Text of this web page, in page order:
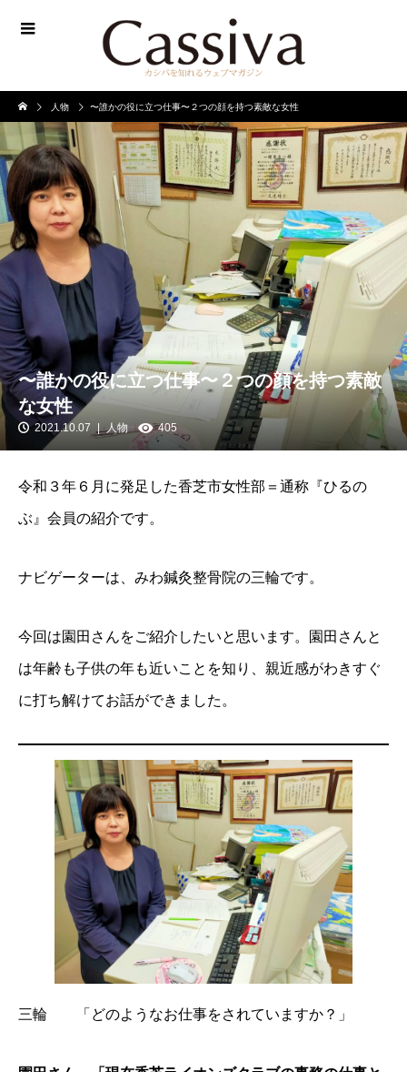
人物 〜誰かの役に立つ仕事〜２つの顔を持つ素敵な女性
〜誰かの役に立つ仕事〜２つの顔を持つ素敵
な女性
2021.10.07 人物 405
令和３年６月に発足した香芝市女性部＝通称『ひるの
ぶ』会員の紹介です。
ナビゲーターは、みわ鍼灸整骨院の三輪です。
今回は園田さんをご紹介したいと思います。園田さんと
は年齢も子供の年も近いことを知り、親近感がわきすぐ
に打ち解けてお話ができました。
三輪 「どのようなお仕事をされていますか？」